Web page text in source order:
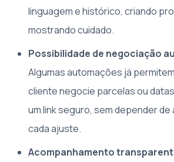
linguagem e histórico, criando
mostrando cuidado.
Possibilidade de negociação
Algumas automações já
cliente negocie parcelas ou
um link seguro, sem depender de
cada ajuste.
Acompanhamento